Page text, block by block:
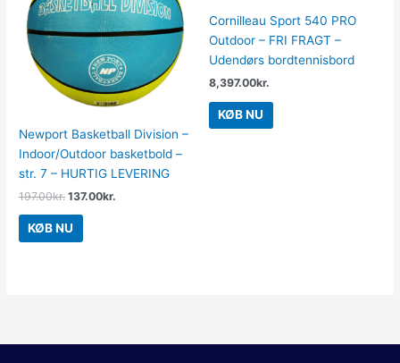
Newport Basketball Division –
Indoor/Outdoor basketbold –
str. 7 – HURTIG LEVERING
197.00kr.
197.00kr..
137.00kr.
137.00kr..
KØB NU
Cornilleau Sport 540 PRO
Outdoor – FRI FRAGT –
Udendørs bordtennisbord
8,397.00kr.
KØB NU